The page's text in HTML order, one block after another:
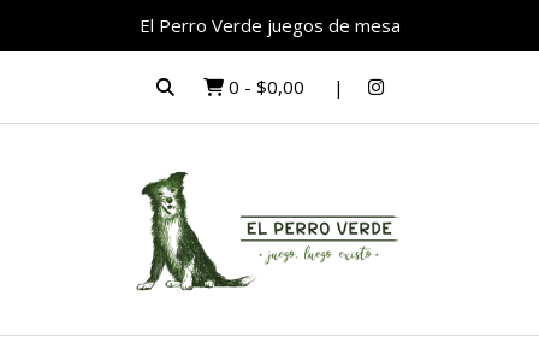
El Perro Verde juegos de mesa
0 - $0,00